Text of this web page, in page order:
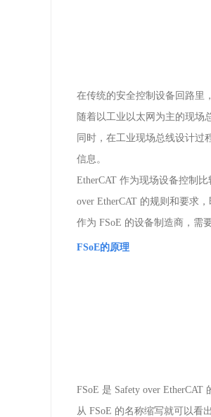
在传统的安全控制设备回路里
随着以工业以太网为主的现场
同时，在工业现场总线设计过
信息。
EtherCAT 作为现场设备控制比
over EtherCAT 的规则和要求，
作为 FSoE 的设备制造商，需
FSoE的原理
FSoE 是 Safety over EtherCAT
从 FSoE 的名称缩写就可以看出